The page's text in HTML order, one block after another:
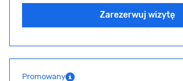
Zarezerwuj wizytę
Promowany